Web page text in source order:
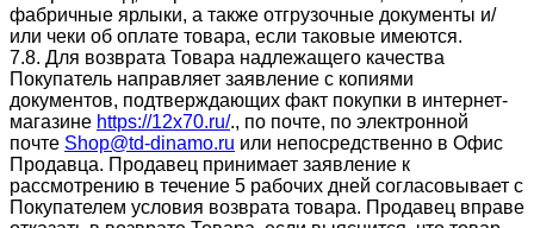
фабричные ярлыки, а также отгрузочные документы и/
или чеки об оплате товара, если таковые имеются.
7.8. Для возврата Товара надлежащего качества
Покупатель направляет заявление с копиями
документов, подтверждающих факт покупки в интернет-
магазине https://12x70.ru/., по почте, по электронной
почте Shop@td-dinamo.ru или непосредственно в Офис
Продавца. Продавец принимает заявление к
рассмотрению в течение 5 рабочих дней согласовывает с
Покупателем условия возврата товара. Продавец вправе